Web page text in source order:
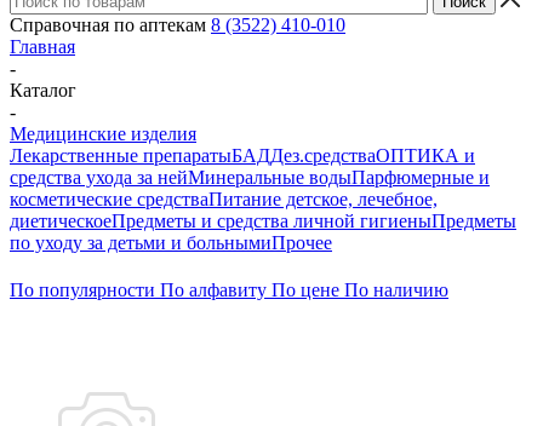
Справочная по аптекам 8 (3522) 410-010
Главная
-
Каталог
-
Медицинские изделия
Лекарственные препаратыБАДДез.средстваОПТИКА и
средства ухода за нейМинеральные водыПарфюмерные и
косметические средстваПитание детское, лечебное,
диетическоеПредметы и средства личной гигиеныПредметы
по уходу за детьми и больнымиПрочее
По популярности По алфавиту По цене По наличию